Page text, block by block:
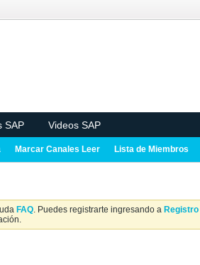
SAP Videos SAP
Marcar Canales Leer Lista de Miembros
FAQ. Puedes registrarte ingresando a Registro